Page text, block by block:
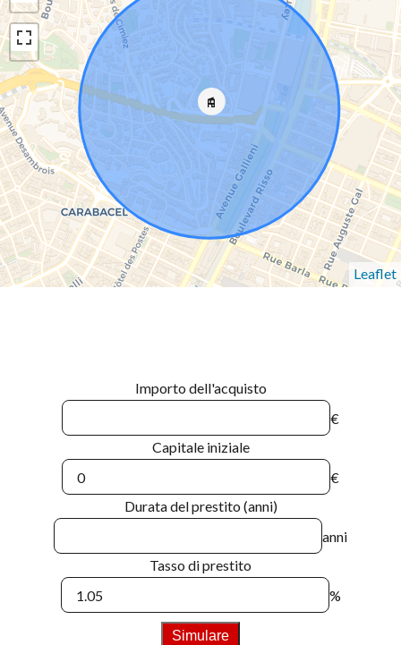
Leaflet
Importo dell'acquisto
€
Capitale iniziale
€
Durata del prestito (anni)
anni
Tasso di prestito
%
Simulare